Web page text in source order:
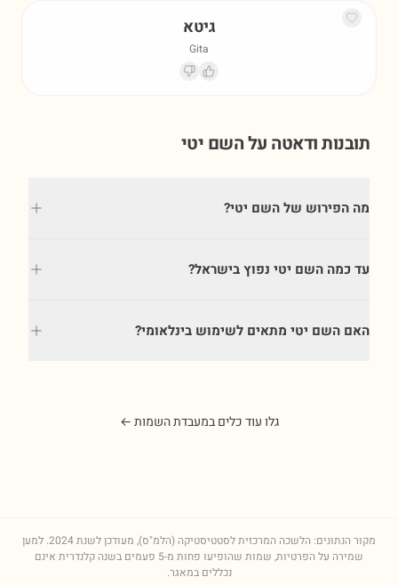
גיטא
Gita
תובנות ודאטה על השם יטי
מה הפירוש של השם יטי?
עד כמה השם יטי נפוץ בישראל?
האם השם יטי מתאים לשימוש בינלאומי?
גלו עוד כלים במעבדת השמות ←
מקור הנתונים: הלשכה המרכזית לסטטיסטיקה (הלמ"ס), מעודכן לשנת2024. למען
שמירה על הפרטיות, שמות שהופיעו פחות מ-5 פעמים בשנה קלנדרית אינם
נכללים במאגר.